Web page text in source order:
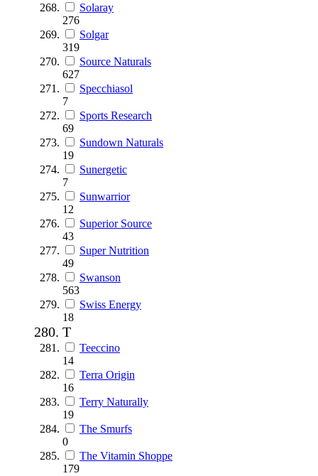
Solaray
276
Solgar
319
Source Naturals
627
Specchiasol
7
Sports Research
69
Sundown Naturals
19
Sunergetic
7
Sunwarrior
12
Superior Source
43
Super Nutrition
49
Swanson
563
Swiss Energy
18
T
Teeccino
14
Terra Origin
16
Terry Naturally
19
The Smurfs
0
The Vitamin Shoppe
179